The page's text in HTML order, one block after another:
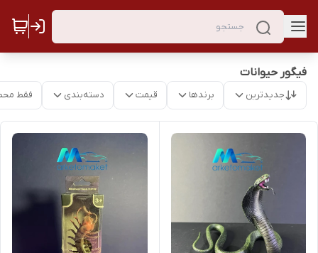
فیگور حیوانات
جدیدترین برندها قیمت دسته‌بندی فقط